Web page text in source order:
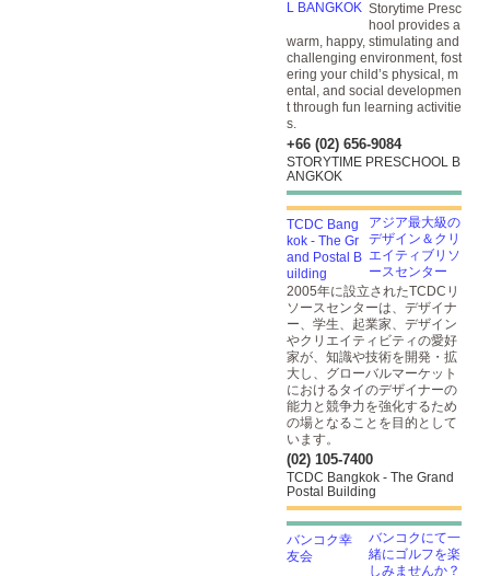
Storytime Presc
hool provides a
warm, happy, stimulating and
challenging environment, fost
ering your child’s physical, m
ental, and social developmen
t through fun learning activitie
s.
+66 (02) 656-9084
STORYTIME PRESCHOOL B
ANGKOK
アジア最大級の
デザイン＆クリ
エイティブリソ
ースセンター
2005年に設立されたTCDCリ
ソースセンターは、デザイナ
ー、学生、起業家、デザイン
やクリエイティビティの愛好
家が、知識や技術を開発・拡
大し、グローバルマーケット
におけるタイのデザイナーの
能力と競争力を強化するため
の場となることを目的として
います。
(02) 105-7400
TCDC Bangkok - The Grand
Postal Building
バンコクにて一
緒にゴルフを楽
しみませんか？